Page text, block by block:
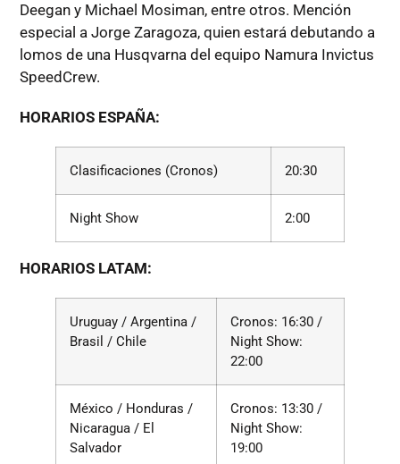
Deegan y Michael Mosiman, entre otros. Mención
especial a Jorge Zaragoza, quien estará debutando a
lomos de una Husqvarna del equipo Namura Invictus
SpeedCrew.
HORARIOS ESPAÑA:
Clasificaciones (Cronos) 20:30
Night Show 2:00
HORARIOS LATAM:
Uruguay / Argentina /
Brasil / Chile
Cronos: 16:30 /
Night Show:
22:00
México / Honduras /
Nicaragua / El
Salvador
Cronos: 13:30 /
Night Show:
19:00